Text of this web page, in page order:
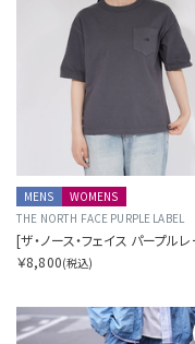
MENS
WOMENS
THE NORTH FACE PURPLE LABEL
￥8,800(税込)